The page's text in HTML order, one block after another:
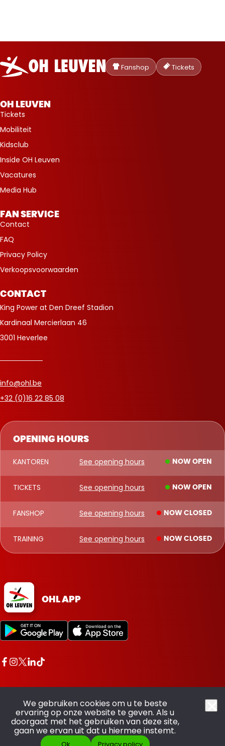
Oud-
Heverlee
Leuven
Fanshop Tickets
OPENING HOURS
KANTOREN See opening hours NOW OPEN
TICKETS See opening hours NOW OPEN
FANSHOP See opening hours NOW CLOSED
TRAINING See opening hours NOW CLOSED
OH LEUVEN
Tickets
Mobiliteit
Kidsclub
Inside OH Leuven
Vacatures
Media Hub
FAN SERVICE
Contact
FAQ
Privacy Policy
Verkoopsvoorwaarden
CONTACT
King Power at Den Dreef Stadion
Kardinaal Mercierlaan 46
3001 Heverlee
info@ohl.be
+32 (0)16 22 85 08
OHL APP
All rights reserved OHL - © 2026
We gebruiken cookies om u te beste
ervaring op onze website te geven. Als u
doorgaat met het gebruiken van deze site,
gaan we ervan uit dat u hiermee instemt.
Ok Privacy policy